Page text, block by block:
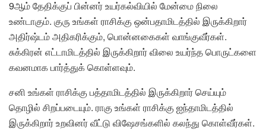
9ஆம் தேதிக்குப் பின்னர் உயர்கல்வியில் மேன்மை நிலை
உண்டாகும். குரு உங்கள் ராசிக்கு ஒன்பதாமிடத்தில் இருக்கிறார்
அதிர்ஷ்டம் அதிகரிக்கும், பொன்னகைகள் வாங்குவீர்கள்.
சுக்கிரன் எட்டாமிடத்தில் இருக்கிறார் விலை உயர்ந்த பொருட்களை
கவனமாக பார்த்துக் கொள்ளவும்.
சனி உங்கள் ராசிக்கு பத்தாமிடத்தில் இருக்கிறார் செய்யும்
தொழில் சிறப்படையும். ராகு உங்கள் ராசிக்கு ஐந்தாமிடத்தில்
இருக்கிறார் உறவினர் வீட்டு விஷேசங்களில் கலந்து கொள்வீர்கள்.